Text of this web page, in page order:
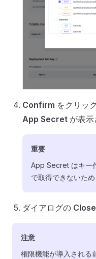
Confirm をクリッ
App Secret が表示
重要
App Secret はキー
で取得できないた
ダイアログの Close
注意
権限機能が導入される